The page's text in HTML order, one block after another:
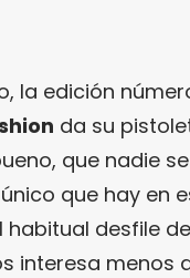
la edición
da su
que nadie
que hay en
habitual desfile de
interesa menos